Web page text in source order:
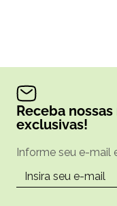
Receba
exclusivas!
Informe seu e-mail